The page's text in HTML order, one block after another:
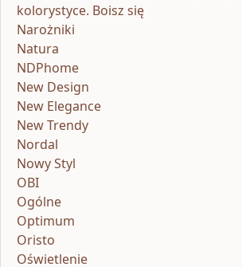
kolorystyce. Boisz się
Narożniki
Natura
NDPhome
New Design
New Elegance
New Trendy
Nordal
Nowy Styl
OBI
Ogólne
Optimum
Oristo
Oświetlenie